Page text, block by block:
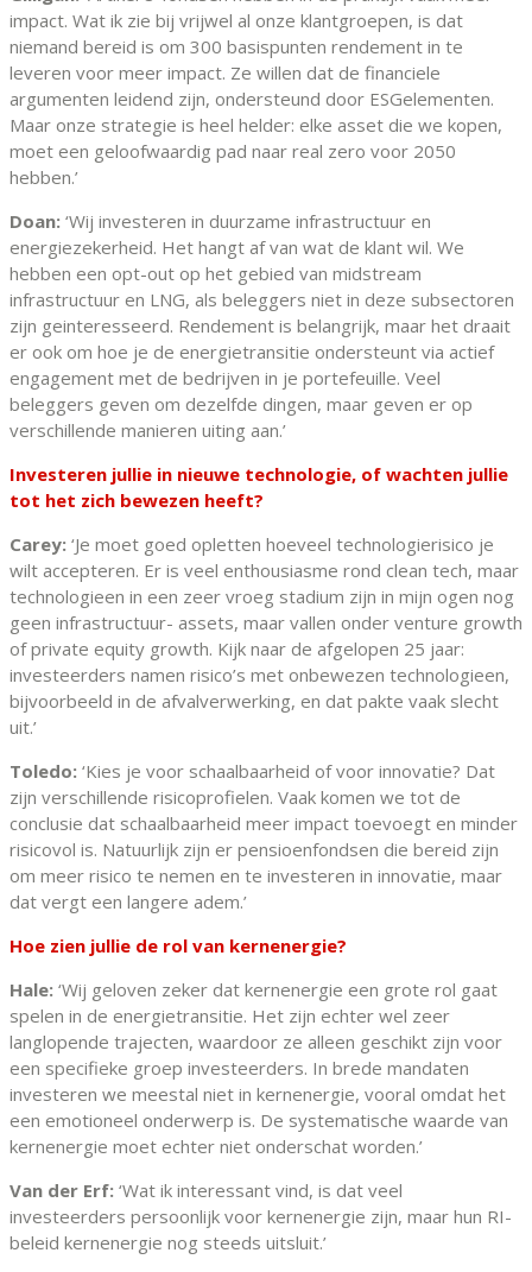
impact. Wat ik zie bij vrijwel al onze klantgroepen, is dat
niemand bereid is om 300 basispunten rendement in te
leveren voor meer impact. Ze willen dat de financiele
argumenten leidend zijn, ondersteund door ESGelementen.
Maar onze strategie is heel helder: elke asset die we kopen,
moet een geloofwaardig pad naar real zero voor 2050
hebben.’
Doan: ‘Wij investeren in duurzame infrastructuur en
energiezekerheid. Het hangt af van wat de klant wil. We
hebben een opt-out op het gebied van midstream
infrastructuur en LNG, als beleggers niet in deze subsectoren
zijn geinteresseerd. Rendement is belangrijk, maar het draait
er ook om hoe je de energietransitie ondersteunt via actief
engagement met de bedrijven in je portefeuille. Veel
beleggers geven om dezelfde dingen, maar geven er op
verschillende manieren uiting aan.’
Investeren jullie in nieuwe technologie, of wachten jullie
tot het zich bewezen heeft?
Carey: ‘Je moet goed opletten hoeveel technologierisico je
wilt accepteren. Er is veel enthousiasme rond clean tech, maar
technologieen in een zeer vroeg stadium zijn in mijn ogen nog
geen infrastructuur- assets, maar vallen onder venture growth
of private equity growth. Kijk naar de afgelopen 25 jaar:
investeerders namen risico’s met onbewezen technologieen,
bijvoorbeeld in de afvalverwerking, en dat pakte vaak slecht
uit.’
Toledo: ‘Kies je voor schaalbaarheid of voor innovatie? Dat
zijn verschillende risicoprofielen. Vaak komen we tot de
conclusie dat schaalbaarheid meer impact toevoegt en minder
risicovol is. Natuurlijk zijn er pensioenfondsen die bereid zijn
om meer risico te nemen en te investeren in innovatie, maar
dat vergt een langere adem.’
Hoe zien jullie de rol van kernenergie?
Hale: ‘Wij geloven zeker dat kernenergie een grote rol gaat
spelen in de energietransitie. Het zijn echter wel zeer
langlopende trajecten, waardoor ze alleen geschikt zijn voor
een specifieke groep investeerders. In brede mandaten
investeren we meestal niet in kernenergie, vooral omdat het
een emotioneel onderwerp is. De systematische waarde van
kernenergie moet echter niet onderschat worden.’
Van der Erf: ‘Wat ik interessant vind, is dat veel
investeerders persoonlijk voor kernenergie zijn, maar hun RI-
beleid kernenergie nog steeds uitsluit.’